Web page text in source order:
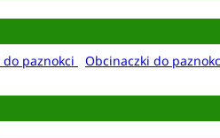
do paznokci Obcinaczki do